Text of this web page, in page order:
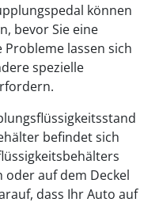
können
bevor Sie eine
lassen sich
spezielle
befindet sich
auf dem Deckel
dass Ihr Auto auf